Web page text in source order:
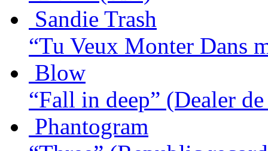
Sandie Trash
“Tu Veux Monter Dans
Blow
“Fall in deep” (Dealer
Phantogram